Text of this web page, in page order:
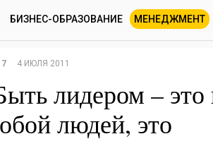
БИЗНЕС-ОБРАЗОВАНИЕ МЕНЕДЖМЕНТ
7 4 ИЮЛЯ 2011
лидером – это
людей, это